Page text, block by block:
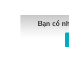
Bạn có